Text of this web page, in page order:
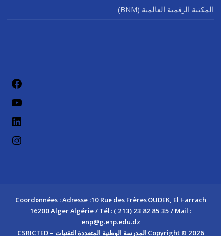
المكتبة الرقمية العالمية (BNM)
لينكد إن
Coordonnées : Adresse :10 Rue des Frères OUDEK, El Harrach
16200 Alger Algérie / Tél : ( 213) 23 82 85 35 / Mail :
enp@g.enp.edu.dz
Copyright © 2026 المدرسة الوطنية المتعددة التقنيات – CSRICTED